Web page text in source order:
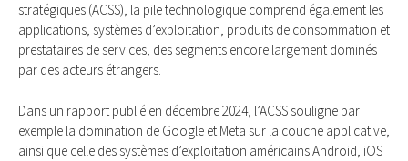
stratégiques (ACSS), la pile technologique comprend également les
applications, systèmes d’exploitation, produits de consommation et
prestataires de services, des segments encore largement dominés
par des acteurs étrangers.
Dans un rapport publié en décembre 2024, l’ACSS souligne par
exemple la domination de Google et Meta sur la couche applicative,
ainsi que celle des systèmes d’exploitation américains Android, iOS